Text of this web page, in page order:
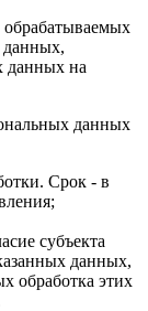
данных,
данных на
данных
Срок - в
субъекта
данных,
обработка этих